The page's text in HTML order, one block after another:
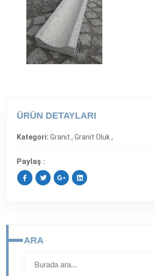
ÜRÜN DETAYLARI
Kategori: Granit , Granit Oluk ,
Paylaş :
ARA